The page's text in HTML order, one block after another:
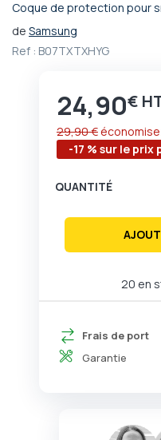
Coque de protection pour
de Samsung
Ref : B07TXTXHYG
Prix
24,90€
-17 % sur le prix
29,90 €
20 en
Frais de port
Garantie
QUANTITÉ
Passer
au
début
d’images